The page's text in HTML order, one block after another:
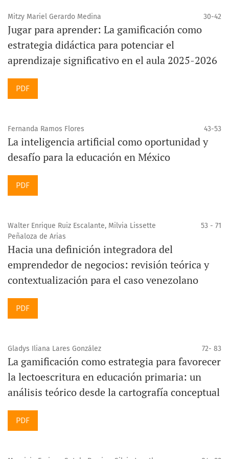
En este sentido,Sinergiaes más que un tema: es una
invitación a repensar nuestras prácticas, a fortalecer la
colaboración y a reconocer que los mayores avances
surgen cuando trabajamos juntos con propósito y
dirección.
Mitzy Mariel Gerardo Medina 30-42
Jugar para aprender: La gamificación como
estrategia didáctica para potenciar el
aprendizaje significativo en el aula 2025-2026
PDF
Fernanda Ramos Flores 43-53
La inteligencia artificial como oportunidad y
desafío para la educación en México
PDF
Walter Enrique Ruiz Escalante, Milvia Lissette
Peñaloza de Arias
53 - 71
Hacia una definición integradora del
emprendedor de negocios: revisión teórica y
contextualización para el caso venezolano
PDF
Gladys Iliana Lares González 72- 83
La gamificación como estrategia para favorecer
la lectoescritura en educación primaria: un
análisis teórico desde la cartografía conceptual
PDF